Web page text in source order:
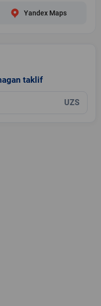
Yandex Maps
taklif
UZS